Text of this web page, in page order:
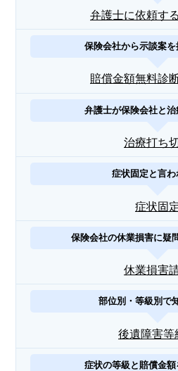
弁護士に依頼す
保険会社から示談案
賠償金額無料診
弁護士が保険会社と
治療打ち
症状固定と言わ
症状固
保険会社の休業損害に疑
休業損害
部位別・等級別で
後遺障害等
症状の等級と賠償金